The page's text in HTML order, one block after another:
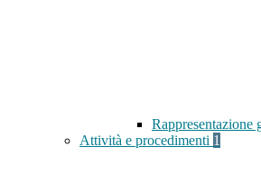
Rappresentazione
Attività e procedimenti 1